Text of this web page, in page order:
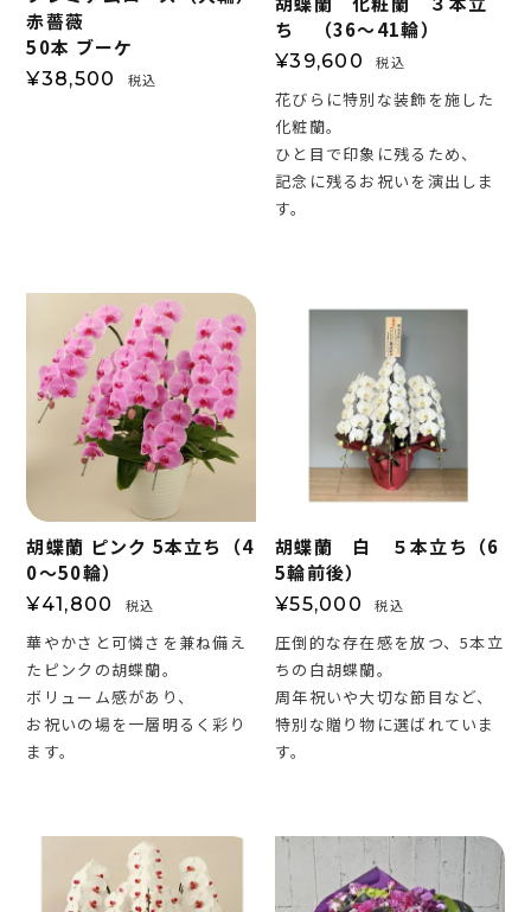
赤薔薇
50本 ブーケ
¥38,500 税込
ち （36～41輪）
¥39,600 税込
花びらに特別な装飾を施した
化粧蘭。
ひと目で印象に残るため、
記念に残るお祝いを演出しま
す。
胡蝶蘭 ピンク 5本立ち（4
0～50輪）
¥41,800 税込
華やかさと可憐さを兼ね備え
たピンクの胡蝶蘭。
ボリューム感があり、
お祝いの場を一層明るく彩り
ます。
胡蝶蘭 白 ５本立ち（6
5輪前後）
¥55,000 税込
圧倒的な存在感を放つ、5本立
ちの白胡蝶蘭。
周年祝いや大切な節目など、
特別な贈り物に選ばれていま
す。